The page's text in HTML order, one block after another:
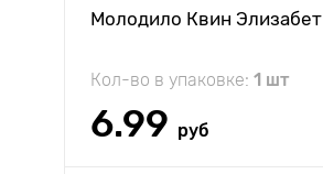
Молодило Квин Элизабет
Кол-во в упаковке: 1 шт
6.99 руб